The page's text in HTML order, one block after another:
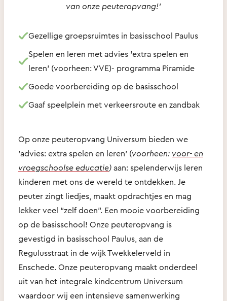
van onze peuteropvang!’
Gezellige groepsruimtes in basisschool Paulus
Spelen en leren met advies 'extra spelen en
leren' (voorheen: VVE)- programma Piramide
Goede voorbereiding op de basisschool
Gaaf speelplein met verkeersroute en zandbak
Op onze peuteropvang Universum bieden we
'advies: extra spelen en leren' (voorheen: voor- en
vroegschoolse educatie) aan: spelenderwijs leren
kinderen met ons de wereld te ontdekken. Je
peuter zingt liedjes, maakt opdrachtjes en mag
lekker veel “zelf doen”. Een mooie voorbereiding
op de basisschool! Onze peuteropvang is
gevestigd in basisschool Paulus, aan de
Regulusstraat in de wijk Twekkelerveld in
Enschede. Onze peuteropvang maakt onderdeel
uit van het integrale kindcentrum Universum
waardoor wij een intensieve samenwerking